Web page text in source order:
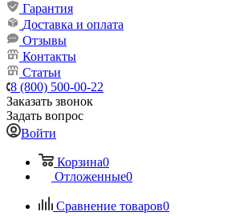
Гарантия
Доставка и оплата
Отзывы
Контакты
Статьи
8 (800) 500-00-22
Заказать звонок
Задать вопрос
Войти
Корзина0
Отложенные0
Сравнение товаров0